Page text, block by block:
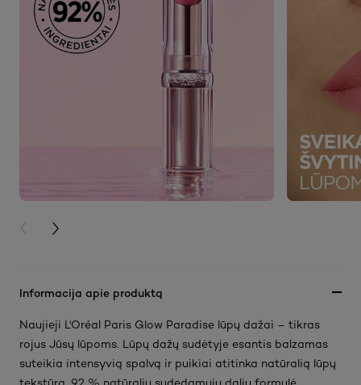
PREVIOUS CARD
NEXT CARD
Informacija apie produktą
Naujieji L'Oréal Paris Glow Paradise lūpų dažai – tikras
rojus Jūsų lūpoms. Lūpų dažų sudėtyje esantis balzamas
suteikia intensyvią spalvą ir puikiai atitinka natūralią lūpų